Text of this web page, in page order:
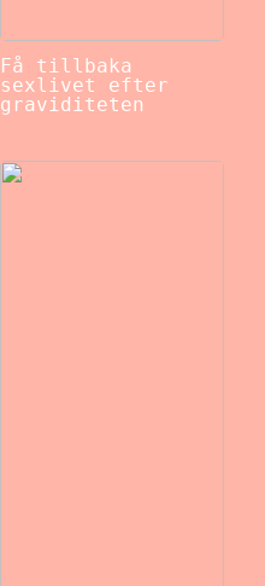
Få tillbaka
sexlivet efter
graviditeten